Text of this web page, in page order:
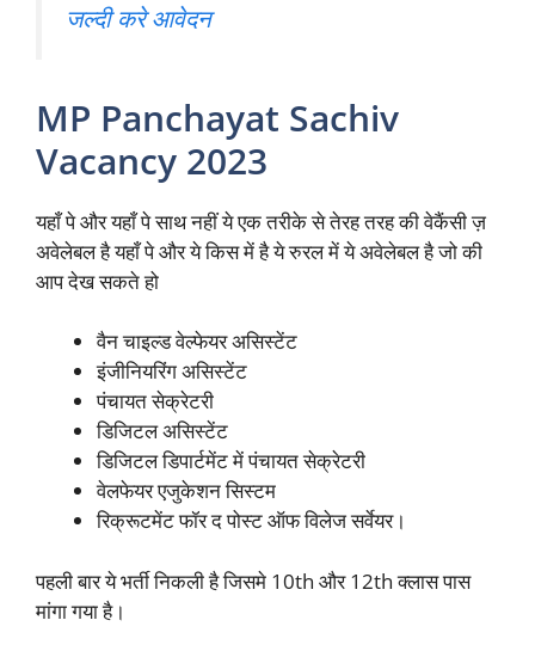
जल्दी करे आवेदन
MP Panchayat Sachiv
Vacancy 2023
यहाँ पे और यहाँ पे साथ नहीं ये एक तरीके से तेरह तरह की वेकैंसी ज़
अवेलेबल है यहाँ पे और ये किस में है ये रुरल में ये अवेलेबल है जो की
आप देख सकते हो
वैन चाइल्ड वेल्फेयर असिस्टेंट
इंजीनियरिंग असिस्टेंट
पंचायत सेक्रेटरी
डिजिटल असिस्टेंट
डिजिटल डिपार्टमेंट में पंचायत सेक्रेटरी
वेलफेयर एजुकेशन सिस्टम
रिक्रूटमेंट फॉर द पोस्ट ऑफ विलेज सर्वेयर।
पहली बार ये भर्ती निकली है जिसमे 10th और 12th क्लास पास
मांगा गया है।